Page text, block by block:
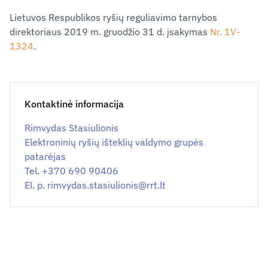
Lietuvos Respublikos ryšių reguliavimo tarnybos
direktoriaus 2019 m. gruodžio 31 d. įsakymas Nr. 1V-
1324.
Kontaktinė informacija
Rimvydas Stasiulionis
Elektroninių ryšių išteklių valdymo grupės
patarėjas
Tel. +370 690 90406
El. p. rimvydas.stasiulionis@rrt.lt